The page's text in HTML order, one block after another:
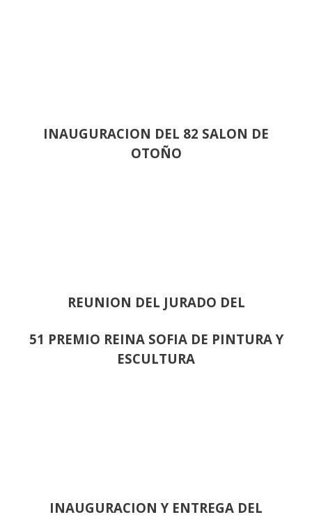
INAUGURACION DEL 82 SALON DE
OTOÑO
REUNION DEL JURADO DEL
51 PREMIO REINA SOFIA DE PINTURA Y
ESCULTURA
INAUGURACION Y ENTREGA DEL